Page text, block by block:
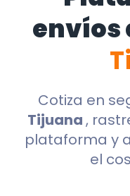
envíos
Cotiza en
Tijuana,
plataforma y
el